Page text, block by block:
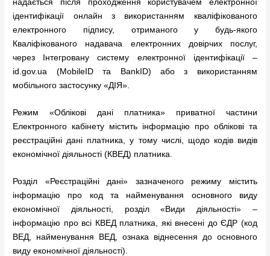
надається після проходження користувачем електронної
ідентифікації онлайн з використанням кваліфікованого
електронного підпису, отриманого у будь-якого
Кваліфікованого надавача електронних довірчих послуг,
через Інтегровану систему електронної ідентифікації –
id.gov.ua (MobileID та BankID) або з використанням
мобільного застосунку «ДІЯ».
Режим «Облікові дані платника» приватної частини
Електронного кабінету містить інформацію про облікові та
реєстраційні дані платника, у тому числі, щодо кодів видів
економічної діяльності (КВЕД) платника.
Розділ «Реєстраційні дані» зазначеного режиму містить
інформацію про код та найменування основного виду
економічної діяльності, розділ «Види діяльності» –
інформацію про всі КВЕД платника, які внесені до ЄДР (код
ВЕД, найменування ВЕД, ознака віднесення до основного
виду економічної діяльності).